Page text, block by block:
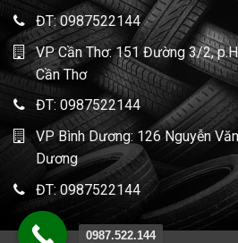
ĐT:0987522144
VP Cần Thơ: 151 Đường 3/2,
Cần Thơ
ĐT: 0987522144
VP Bình Dương: 126 Nguyễn
Dương
ĐT: 0987522144
0987.522.144